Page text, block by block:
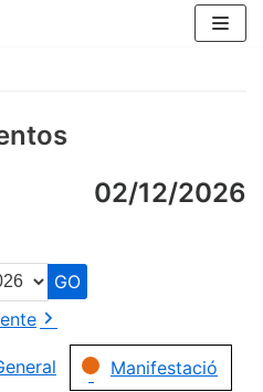
02/12/2026
Manifestació